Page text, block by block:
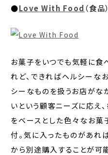
●Love With Food （食品）
お菓子をいつでも気軽に食
れど、できればヘルシーな
シーなものを扱うお店がな
いという顧客ニーズに応え
をベースとした色々なお
付。気に入ったものがあれ
から別途購入することが可